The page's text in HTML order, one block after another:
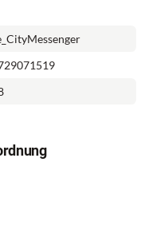
Fach,
Schulterträger
abnehmbarer